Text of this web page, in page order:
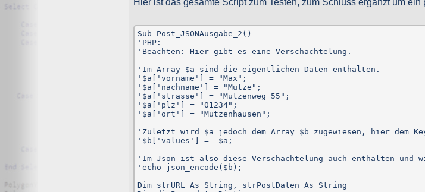
Hier ist das gesamte Script zum Testen, zum Schluss ergänzt um
Sub Post_JSONAusgabe_2()
'PHP:
'Beachten: Hier gibt es eine Verschachtelung.
'Im Array $a sind die eigentlichen Daten enthalten.
'$a['vorname'] = "Max";
'$a['nachname'] = "Mütze";
'$a['strasse'] = "Mützenweg 55";
'$a['plz'] = "01234";
'$a['ort'] = "Mützenhausen";
'Zuletzt wird $a jedoch dem Array $b zugewiesen, hier dem
'$b['values'] =  $a;
'Im Json ist also diese Verschachtelung auch enthalten und
'echo json_encode($b);
Dim strURL As String, strPostDaten As String